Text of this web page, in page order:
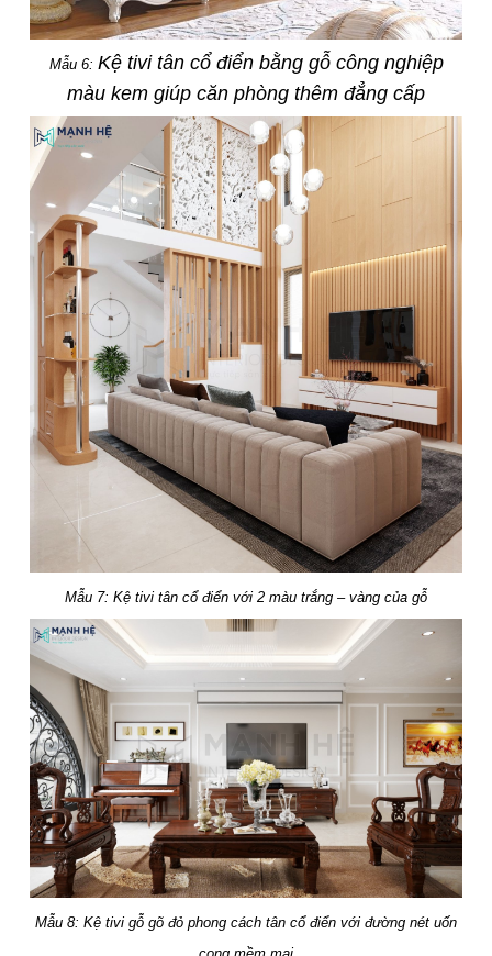
Mẫu 6: Kệ tivi tân cổ điển bằng gỗ công nghiệp
màu kem giúp căn phòng thêm đẳng cấp
Mẫu 7: Kệ tivi tân cổ điển với 2 màu trắng – vàng của gỗ
Mẫu 8: Kệ tivi gỗ gõ đỏ phong cách tân cổ điển với đường nét uốn